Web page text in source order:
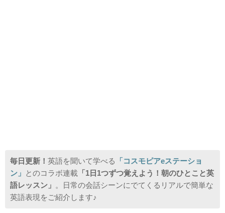
毎日更新！ 英語を聞いて学べる
「コスモピアeステーショ
ン」 とのコラボ連載 「1日1つずつ覚えよう！朝のひとこと英
語レッスン」 。日常の会話シーンにでてくるリアルで簡単な
英語表現をご紹介します♪